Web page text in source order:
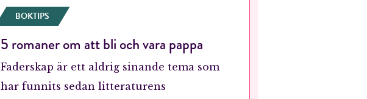
BOKTIPS
5 romaner om att bli och vara pappa
Faderskap är ett aldrig sinande tema som
har funnits sedan litteraturens